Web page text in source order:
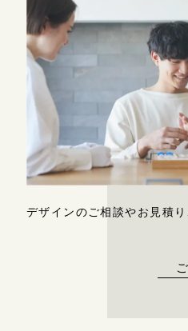
デザインのご相談やお見積り